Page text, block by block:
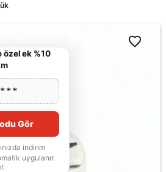
özel ek %10
Gör
indirim
uygulanır.